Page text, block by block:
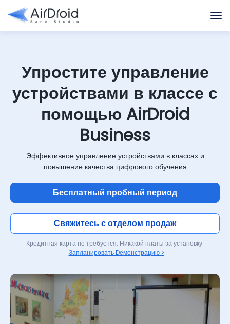
Упростите управление
устройствами в классе с
помощью AirDroid
Business
Эффективное управление устройствами в классах и
повышение качества цифрового обучения
Бесплатный пробный период
Свяжитесь с отделом продаж
Кредитная карта не требуется. Никакой платы за установку.
Запланировать Dемонстрацию >